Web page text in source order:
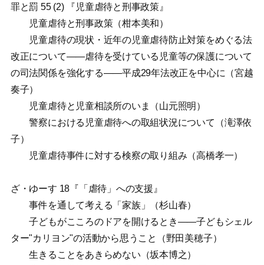
罪と罰 55 (2) 『児童虐待と刑事政策』
児童虐待と刑事政策（柑本美和）
児童虐待の現状・近年の児童虐待防止対策をめぐる法
改正について——虐待を受けている児童等の保護について
の司法関係を強化する——平成29年法改正を中心に（宮越
奏子）
児童虐待と児童相談所のいま（山元照明）
警察における児童虐待への取組状況について（滝澤依
子）
児童虐待事件に対する検察の取り組み（高橋孝一）
ざ・ゆーす 18『「虐待」への支援』
事件を通して考える「家族」（杉山春）
子どもがこころのドアを開けるとき——子どもシェル
ター"カリヨン"の活動から思うこと（野田美穂子）
生きることをあきらめない（坂本博之）